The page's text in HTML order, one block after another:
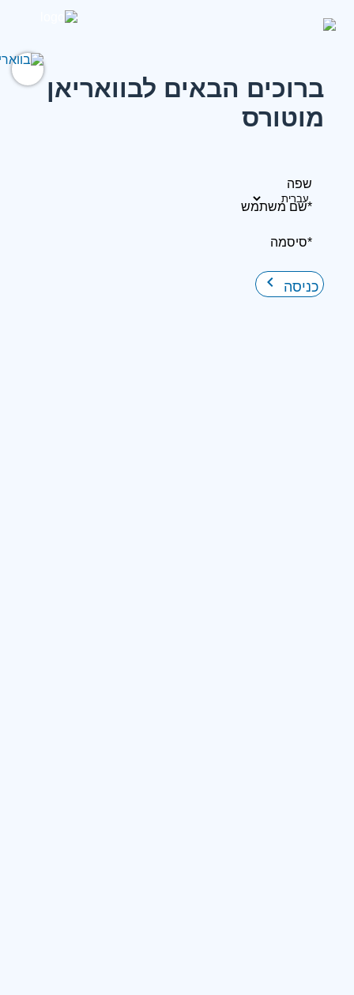
ברוכים הבאים לבוואריאן
מוטורס
שפה
*שם משתמש
*סיסמה
כניסה keyboard_arrow_right